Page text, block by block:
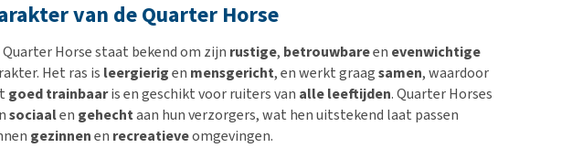
van de Quarter Horse
Quarter Horse staat bekend om zijn rustige, betrouwbareen evenwichtige
Het ras is leergierigen mensgericht, en werkt graagsamen, waardoor
goed trainbaaris en geschikt voor ruiters van alle leeftijden. Quarter Horses
sociaalen gehechtaan hun verzorgers, wat hen uitstekend laat passen
gezinnenen recreatieveomgevingen.